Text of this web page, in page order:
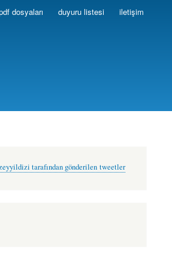
dosyaları duyuru listesi iletişim
tarafından gönderilen tweetler